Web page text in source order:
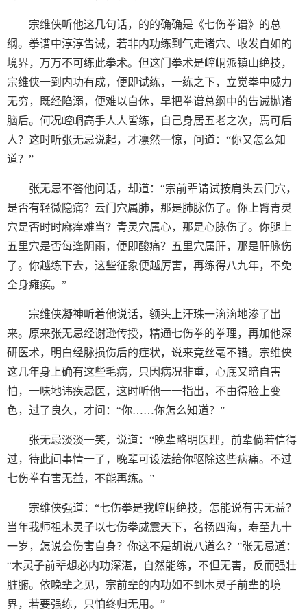
宗维侠听他这几句话，的的确确是《七伤拳谱》的总
纲。拳谱中淳淳告诫，若非内功练到气走诸穴、收发自如的
境界，万万不可练此拳术。但这门拳术是崆峒派镇山绝技，
宗维侠一到内功有成，便即试练，一练之下，立觉拳中威力
无穷，既经陷溺，便难以自休，早把拳谱总纲中的告诫抛诸
脑后。何况崆峒高手人人皆练，自己身居五老之次，焉可后
人？这时听张无忌说起，才凛然一惊，问道：“你又怎么知
道？”
张无忌不答他问话，却道：“宗前辈请试按肩头云门穴，
是否有轻微隐痛？云门穴属肺，那是肺脉伤了。你上臂青灵
穴是否时时麻痒难当？青灵穴属心，那是心脉伤了。你腿上
五里穴是否每逢阴雨，便即酸痛？五里穴属肝，那是肝脉伤
了。你越练下去，这些征象便越厉害，再练得八九年，不免
全身瘫痪。”
宗维侠凝神听着他说话，额头上汗珠一滴滴地渗了出
来。原来张无忌经谢逊传授，精通七伤拳的拳理，再加他深
研医术，明白经脉损伤后的症状，说来竟丝毫不错。宗维侠
这几年身上确有这些毛病，只因病况非重，心底又暗自害
怕，一味地讳疾忌医，这时听他一一指出，不由得脸上变
色，过了良久，才问：“你……你怎么知道？”
张无忌淡淡一笑，说道：“晚辈略明医理，前辈倘若信得
过，待此间事情一了，晚辈可设法给你驱除这些病痛。不过
七伤拳有害无益，不能再练。”
宗维侠强道：“七伤拳是我崆峒绝技，怎能说有害无益？
当年我师祖木灵子以七伤拳威震天下，名扬四海，寿至九十
一岁，怎说会伤害自身？你这不是胡说八道么？”张无忌道：
“木灵子前辈想必内功深湛，自然能练，不但无害，反而强壮
脏腑。依晚辈之见，宗前辈的内功如不到木灵子前辈的境
界，若要强练，只怕终归无用。”